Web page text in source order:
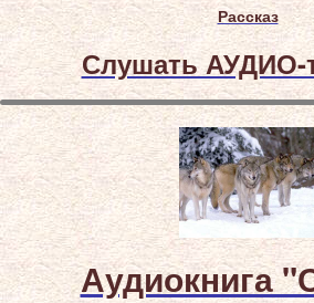
Рассказ
Слушать АУДИО-
Аудиокнига